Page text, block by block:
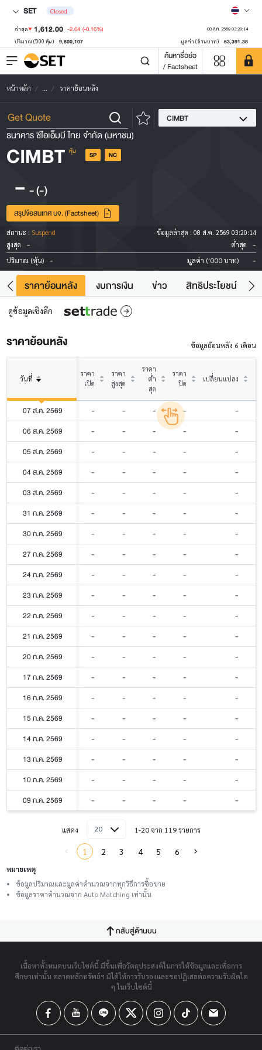
SET Closed
ล่าสุด 1,612.00 -2.64 (-0.16%) 08 ส.ค. 2569 03:20:14
ปริมาณ ('000 หุ้น) 9,800,107 มูลค่า (ล้านบาท) 63,391.38
ค้นหาชื่อย่อ
/ Factsheet
หน้าหลัก ... ราคาย้อนหลัง
CIMBT
ธนาคาร ซีไอเอ็มบี ไทย จำกัด (มหาชน)
CIMBT หุ้น SP NC
- -(-)
สรุปข้อสนเทศ บจ. (Factsheet)
สถานะ : Suspend ข้อมูลล่าสุด : 08 ส.ค. 2569 03:20:14
สูงสุด
- ต่ำสุด -
ปริมาณ (หุ้น) - มูลค่า ('000 บาท) -
ราคาย้อนหลัง งบการเงิน ข่าว สิทธิประโยชน์
ดูข้อมูลเชิงลึก
ราคาย้อนหลัง ข้อมูลย้อนหลัง 6 เดือน
วันที่
ราคา
เปิด
ราคา
สูงสุด
ราคา
ต่ำ
สุด
ราคา
ปิด
เปลี่ยนแปลง
07 ส.ค. 2569 - - - -
-
06 ส.ค. 2569
- - - -
-
05 ส.ค. 2569
- - - -
-
04 ส.ค. 2569
- - - -
-
03 ส.ค. 2569
- - - -
-
31 ก.ค. 2569
- - - -
-
30 ก.ค. 2569
- - - -
-
27 ก.ค. 2569
- - - -
-
24 ก.ค. 2569
- - - -
-
23 ก.ค. 2569
- - - -
-
22 ก.ค. 2569
- - - -
-
21 ก.ค. 2569
- - - -
-
20 ก.ค. 2569
- - - -
-
17 ก.ค. 2569
- - - -
-
16 ก.ค. 2569
- - - -
-
15 ก.ค. 2569
- - - -
-
14 ก.ค. 2569
- - - -
-
13 ก.ค. 2569
- - - -
-
10 ก.ค. 2569
- - - -
-
09 ก.ค. 2569
- - - - -
แสดง 20 1-20 จาก 119 รายการ
1 2 3 4 5 6
หมายเหตุ
ข้อมูลปริมาณและมูลค่าคำนวณจากทุกวิธีการซื้อขาย
ข้อมูลราคาคำนวณจาก Auto Matching เท่านั้น
กลับสู่ด้านบน
เนื้อหาทั้งหมดบนเว็บไซต์นี้ มีขึ้นเพื่อวัตถุประสงค์ในการให้ข้อมูลและเพื่อการ
ศึกษาเท่านั้น ตลาดหลักทรัพย์ฯ มิได้ให้การรับรองและขอปฏิเสธต่อความรับผิดใด
ๆ ในเว็บไซต์นี้